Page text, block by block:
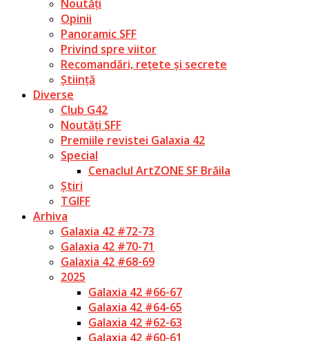
Noutăți
Opinii
Panoramic SFF
Privind spre viitor
Recomandări, rețete și secrete
Știință
Diverse
Club G42
Noutăți SFF
Premiile revistei Galaxia 42
Special
Cenaclul ArtZONE SF Brăila
Știri
TGIFF
Arhiva
Galaxia 42 #72-73
Galaxia 42 #70-71
Galaxia 42 #68-69
2025
Galaxia 42 #66-67
Galaxia 42 #64-65
Galaxia 42 #62-63
Galaxia 42 #60-61